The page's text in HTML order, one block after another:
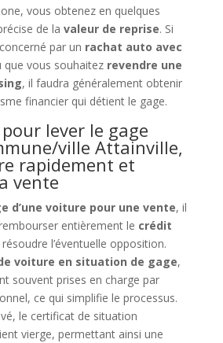
vous obtenez en quelques
de la valeur de reprise. Si
par un rachat auto avec
que vous souhaitez revendre une
, il faudra généralement obtenir
financier qui détient le gage.
lever le gage
ville Attainville,
rapidement et
vente
d’une voiture pour une vente, il
entièrement le crédit
l’éventuelle opposition.
voiture en situation de gage,
souvent prises en charge par
ce qui simplifie le processus.
le certificat de situation
vierge, permettant ainsi une